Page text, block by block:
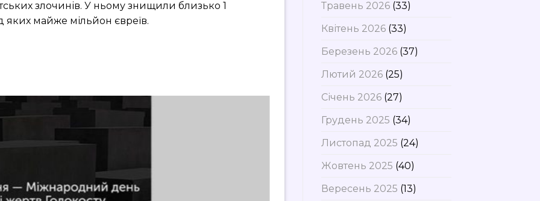
злочинів. У ньому знищили близько 1
яких майже мільйон євреїв.
Травень 2026(33)
Квітень 2026(33)
Березень 2026(37)
Лютий 2026(25)
Січень 2026(27)
Грудень 2025 (34)
Листопад 2025 (24)
Жовтень 2025 (40)
Вересень 2025 (13)